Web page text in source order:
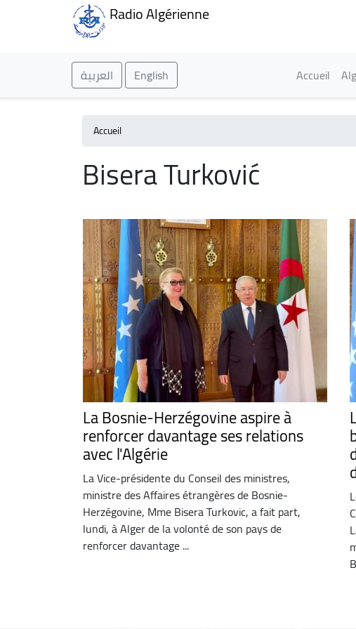
Radio Algérienne
العربية English Main
Accueil
Accueil
Bisera Turković
La Bosnie-Herzégovine aspire à
renforcer davantage ses relations
avec l'Algérie
La Vice-présidente du Conseil des ministres,
ministre des Affaires étrangères de Bosnie-
Herzégovine, Mme Bisera Turkovic, a fait part,
lundi, à Alger de la volonté de son pays de
renforcer davantage ...